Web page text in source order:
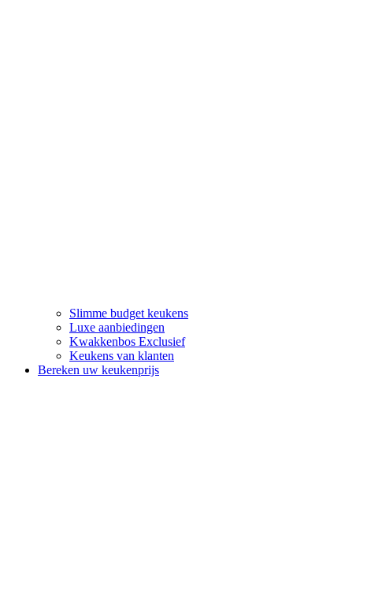
Slimme budget keukens
Luxe aanbiedingen
Kwakkenbos Exclusief
Keukens van klanten
Bereken uw keukenprijs